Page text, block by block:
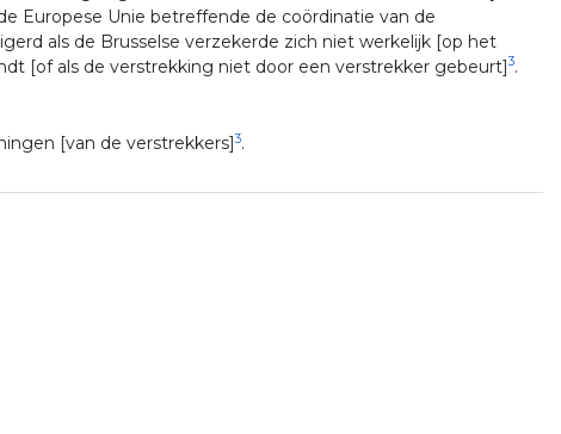
Europese Unie betreffende de coördinatie van de
als de Brusselse verzekerde zich niet werkelijk [op het
[of als de verstrekking niet door een verstrekker gebeurt]3.
[van de verstrekkers]3.